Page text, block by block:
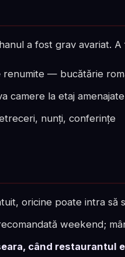
a fost grav avariat.
renumite — bucătărie
camere la etaj
nunți, conferințe
oricine poate intra să
weekend;
când restaurantul